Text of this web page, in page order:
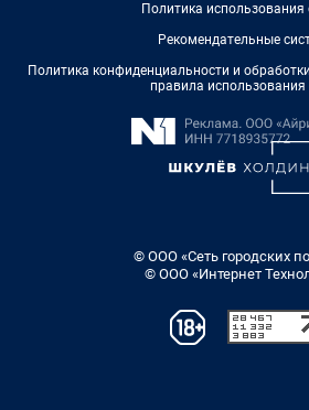
Политика использования
Рекомендательные
Политика конфиденциальности и
правила использования
© ООО «Сеть городских
© ООО «Интернет